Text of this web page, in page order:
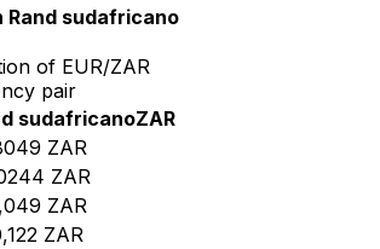
Rand sudafricano
of EUR/ZAR
pair
sudafricanoZAR
ZAR
ZAR
ZAR
ZAR